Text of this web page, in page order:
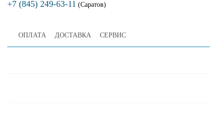
+7 (845) 249-63-11 (Саратов)
ОПЛАТА ДОСТАВКА СЕРВИС